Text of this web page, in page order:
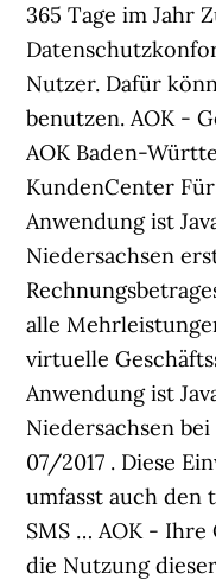
365 Tage im Jahr
Nutzer. Dafür
benutzen. AOK -
AOK Baden-
KundenCenter
Anwendung ist
Niedersachsen
alle
virtuelle
Anwendung ist
Niedersachsen
07/2017 . Diese
umfasst auch
SMS … AOK -
die Nutzung